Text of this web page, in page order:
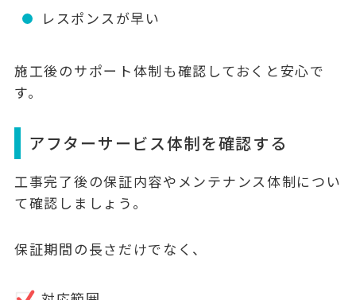
レスポンスが早い
施工後のサポート体制も確認しておくと安心で
す。
アフターサービス体制を確認する
工事完了後の保証内容やメンテナンス体制につい
て確認しましょう。
保証期間の長さだけでなく、